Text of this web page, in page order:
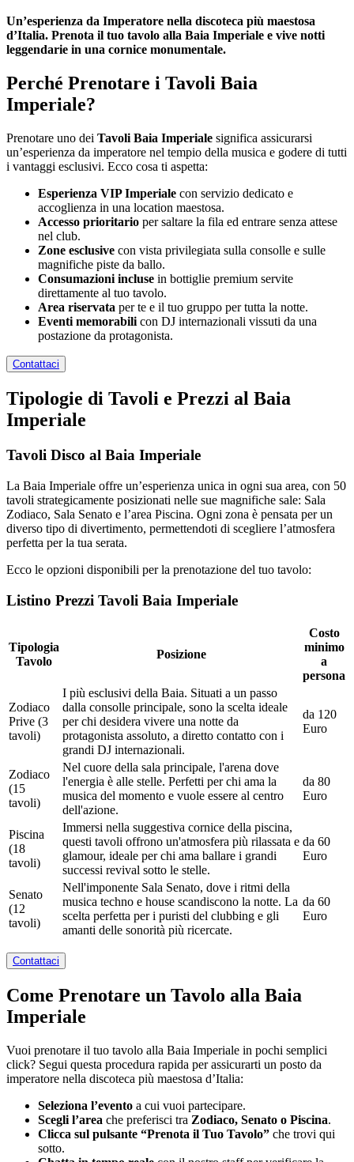
Un’esperienza da Imperatore nella discoteca più maestosa
d’Italia. Prenota il tuo tavolo alla Baia Imperiale e vive notti
leggendarie in una cornice monumentale.
Perché Prenotare i Tavoli Baia
Imperiale?
Prenotare uno dei Tavoli Baia Imperiale significa assicurarsi
un’esperienza da imperatore nel tempio della musica e godere di tutti
i vantaggi esclusivi. Ecco cosa ti aspetta:
Esperienza VIP Imperiale con servizio dedicato e
accoglienza in una location maestosa.
Accesso prioritario per saltare la fila ed entrare senza attese
nel club.
Zone esclusive con vista privilegiata sulla consolle e sulle
magnifiche piste da ballo.
Consumazioni incluse in bottiglie premium servite
direttamente al tuo tavolo.
Area riservata per te e il tuo gruppo per tutta la notte.
Eventi memorabili con DJ internazionali vissuti da una
postazione da protagonista.
Contattaci
Tipologie di Tavoli e Prezzi al Baia
Imperiale
Tavoli Disco al Baia Imperiale
La Baia Imperiale offre un’esperienza unica in ogni sua area, con 50
tavoli strategicamente posizionati nelle sue magnifiche sale: Sala
Zodiaco, Sala Senato e l’area Piscina. Ogni zona è pensata per un
diverso tipo di divertimento, permettendoti di scegliere l’atmosfera
perfetta per la tua serata.
Ecco le opzioni disponibili per la prenotazione del tuo tavolo:
Listino Prezzi Tavoli Baia Imperiale
Tipologia
Tavolo
Posizione
Costo
minimo
a
persona
Zodiaco
Prive (3
tavoli)
I più esclusivi della Baia. Situati a un passo
dalla consolle principale, sono la scelta ideale
per chi desidera vivere una notte da
protagonista assoluto, a diretto contatto con i
grandi DJ internazionali.
da 120
Euro
Zodiaco
(15
tavoli)
Nel cuore della sala principale, l'arena dove
l'energia è alle stelle. Perfetti per chi ama la
musica del momento e vuole essere al centro
dell'azione.
da 80
Euro
Piscina
(18
tavoli)
Immersi nella suggestiva cornice della piscina,
questi tavoli offrono un'atmosfera più rilassata e
glamour, ideale per chi ama ballare i grandi
successi revival sotto le stelle.
da 60
Euro
Senato
(12
tavoli)
Nell'imponente Sala Senato, dove i ritmi della
musica techno e house scandiscono la notte. La
scelta perfetta per i puristi del clubbing e gli
amanti delle sonorità più ricercate.
da 60
Euro
Contattaci
Come Prenotare un Tavolo alla Baia
Imperiale
Vuoi prenotare il tuo tavolo alla Baia Imperiale in pochi semplici
click? Segui questa procedura rapida per assicurarti un posto da
imperatore nella discoteca più maestosa d’Italia:
Seleziona l’evento a cui vuoi partecipare.
Scegli l’area che preferisci tra Zodiaco, Senato o Piscina.
Clicca sul pulsante “Prenota il Tuo Tavolo” che trovi qui
sotto.